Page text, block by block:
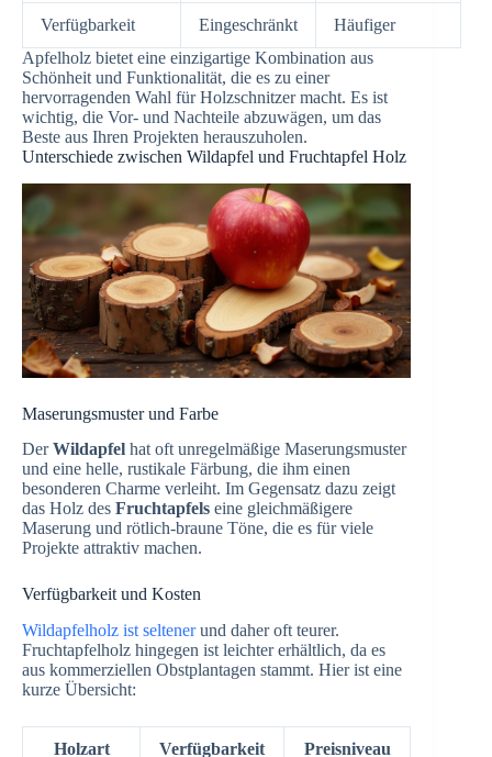
Verfügbarkeit Eingeschränkt
Häufiger
Apfelholz bietet eine einzigartige Kombination aus
Schönheit und Funktionalität, die es zu einer
hervorragenden Wahl für Holzschnitzer macht. Es ist
wichtig, die Vor- und Nachteile abzuwägen, um das
Beste aus Ihren Projekten herauszuholen.
Unterschiede zwischen Wildapfel und Fruchtapfel Holz
Maserungsmuster und Farbe
DerWildapfel hat oft unregelmäßige Maserungsmuster
und eine helle, rustikale Färbung, die ihm einen
besonderen Charme verleiht. Im Gegensatz dazu zeigt
das Holz des Fruchtapfels eine gleichmäßigere
Maserung und rötlich-braune Töne, die es für viele
Projekte attraktiv machen.
Verfügbarkeit und Kosten
Wildapfelholz ist seltenerund daher oft teurer.
Fruchtapfelholz hingegen ist leichter erhältlich, da es
aus kommerziellen Obstplantagen stammt. Hier ist eine
kurze Übersicht:
Holzart Verfügbarkeit Preisniveau